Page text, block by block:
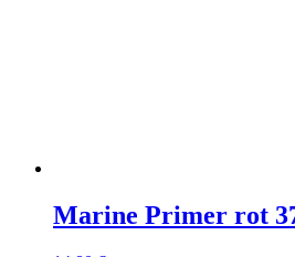
Marine Primer rot